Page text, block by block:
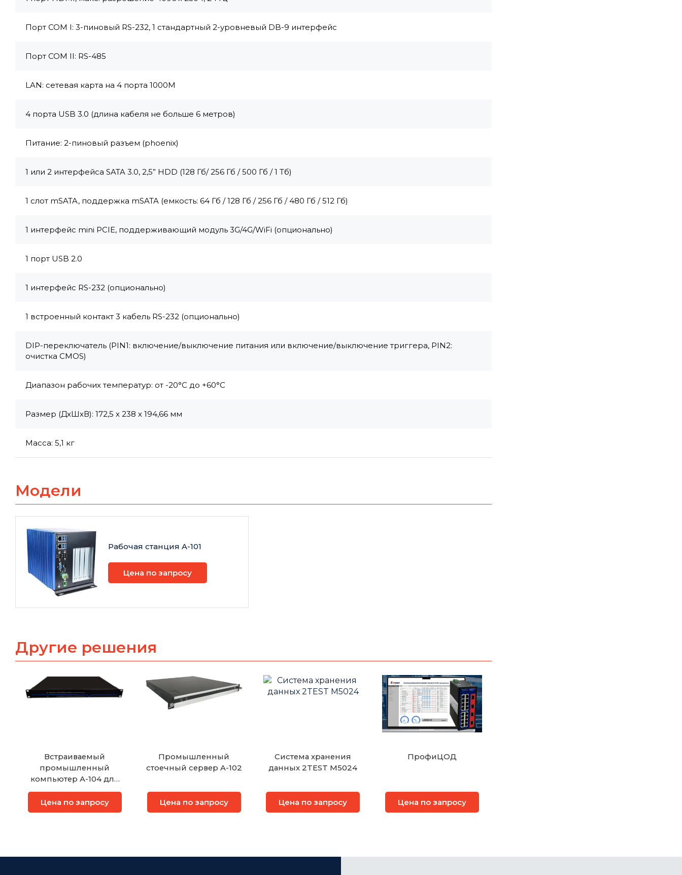
Порт COM I: 3-пиновый RS-232, 1 стандартный 2-уровневый DB-9 интерфейс
Порт COM II: RS-485
LAN: сетевая карта на 4 порта 1000M
4 порта USB 3.0 (длина кабеля не больше 6 метров)
Питание: 2-пиновый разъем (phoenix)
1 или 2 интерфейса SATA 3.0, 2,5” HDD (128 Гб/ 256 Гб / 500 Гб / 1 Тб)
1 слот mSATA, поддержка mSATA (емкость: 64 Гб / 128 Гб / 256 Гб / 480 Гб / 512 Гб)
1 интерфейс mini PCIE, поддерживающий модуль 3G/4G/WiFi (опционально)
1 порт USB 2.0
1 интерфейс RS-232 (опционально)
1 встроенный контакт 3 кабель RS-232 (опционально)
DIP-переключатель (PIN1: включение/выключение питания или включение/выключение триггера, PIN2:
очистка CMOS)
Диапазон рабочих температур: от -20°С до +60°С
Размер (ДхШхВ): 172,5 х 238 х 194,66 мм
Масса: 5,1 кг
Модели
Рабочая станция A-101
Цена по запросу
Другие решения
Встраиваемый
промышленный
компьютер A-104 для
АСУТП
Цена по запросу
Промышленный
стоечный сервер A-102
Цена по запросу
Система хранения
данных 2TEST M5024
Цена по запросу
ПрофиЦОД
Цена по запросу